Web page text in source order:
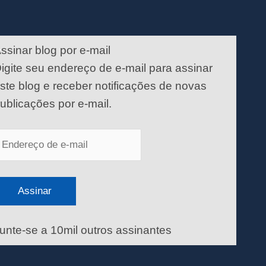
blog por e-mail
seu endereço de e-mail para assinar
blog e receber notificações de novas
por e-mail.
Assinar
se a 10mil outros assinantes